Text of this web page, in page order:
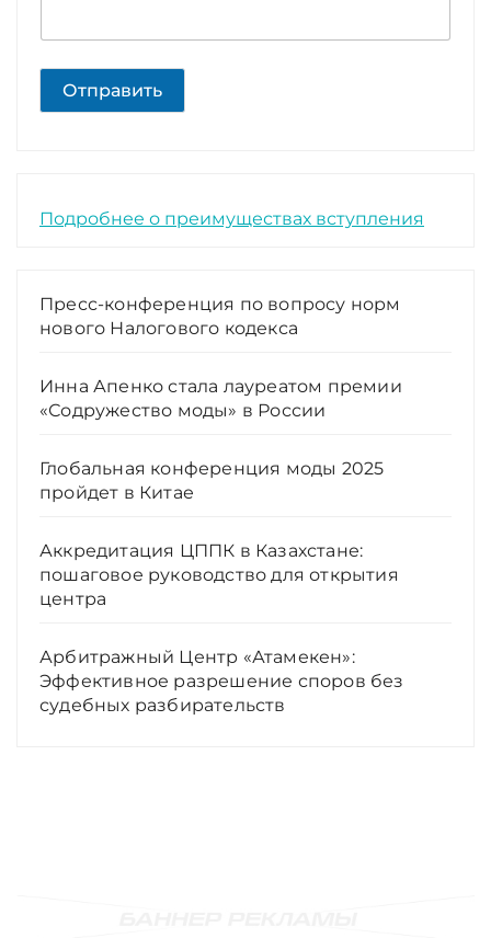
Отправить
Подробнее о преимуществах вступления
Пресс-конференция по вопросу норм
нового Налогового кодекса
Инна Апенко стала лауреатом премии
«Содружество моды» в России
Глобальная конференция моды 2025
пройдет в Китае
Аккредитация ЦППК в Казахстане:
пошаговое руководство для открытия
центра
Арбитражный Центр «Атамекен»:
Эффективное разрешение споров без
судебных разбирательств